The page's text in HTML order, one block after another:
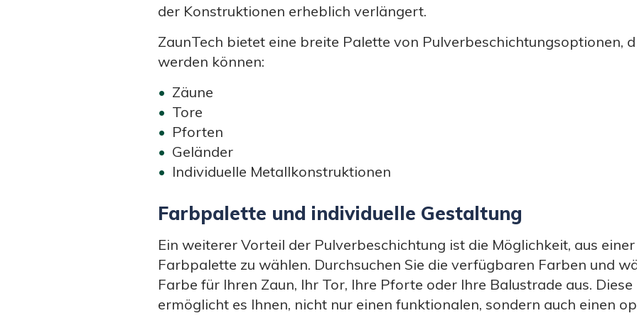
der Konstruktionen erheblich verlängert.
ZaunTech bietet eine breite Palette von Pulverbeschichtungsoptionen,
werden können:
Zäune
Tore
Pforten
Geländer
Individuelle Metallkonstruktionen
Farbpalette und individuelle Gestaltung
Ein weiterer Vorteil der Pulverbeschichtung ist die Möglichkeit, aus
Farbpalette zu wählen. Durchsuchen Sie die verfügbaren Farben und
Farbe für Ihren Zaun, Ihr Tor, Ihre Pforte oder Ihre Balustrade aus.
ermöglicht es Ihnen, nicht nur einen funktionalen, sondern auch einen